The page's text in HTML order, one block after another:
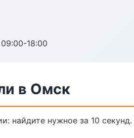
18:00
в Омск
найдите нужное за 10